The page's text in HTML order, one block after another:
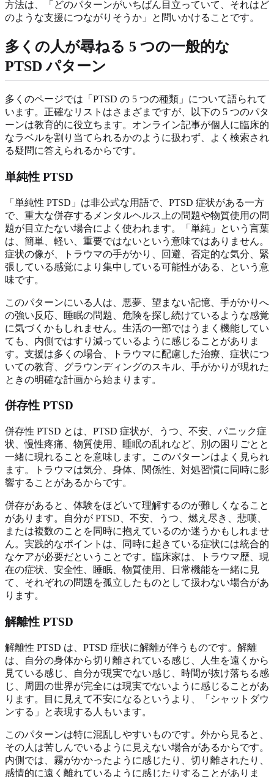
方法は、「どのパターンがいちばん目立っていて、それはど
のような支援につながりそうか」と問いかけることです。
多くの人が尋ねる 5 つの一般的な
PTSD パターン
多くのページでは「PTSD の 5 つの種類」について語られて
います。正確なリストはさまざまですが、以下の 5 つのパタ
ーンは教育的に役立ちます。オンライン記事が個人に臨床的
なラベルを割り当てられるかのように扱わず、よく検索され
る疑問に答えられるからです。
単純性 PTSD
「単純性 PTSD」は非公式な用語で、PTSD 症状がある一方
で、重大な併存するメンタルヘルス上の問題や物質使用の問
題が目立たない場合によく使われます。「単純」という言葉
は、簡単、軽い、重要ではないという意味ではありません。
症状の像が、トラウマの手がかり、回避、否定的な気分、緊
張している感覚により集中している可能性がある、という意
味です。
このパターンにいる人は、悪夢、望まない記憶、手がかりへ
の強い反応、睡眠の問題、危険を探し続けているような感覚
に気づくかもしれません。生活の一部ではうまく機能してい
ても、内側ではすり減っているように感じることがありま
す。支援は多くの場合、トラウマに配慮した治療、症状につ
いての教育、グラウンディングのスキル、手がかりが現れた
ときの明確な計画から始まります。
併存性 PTSD
併存性 PTSD とは、PTSD 症状が、うつ、不安、パニック症
状、慢性疼痛、物質使用、睡眠の乱れなど、別の困りごとと
一緒に現れることを意味します。このパターンはよく見られ
ます。トラウマは気分、身体、関係性、対処習慣に同時に影
響することがあるからです。
併存があると、体験をほどいて理解するのが難しくなること
があります。自分が PTSD、不安、うつ、燃え尽き、悲嘆、
または複数のことを同時に抱えているのか迷うかもしれませ
ん。実践的なポイントは、同時に起きている症状には統合的
なケアが必要だということです。臨床家は、トラウマ歴、現
在の症状、安全性、睡眠、物質使用、日常機能を一緒に見
て、それぞれの問題を孤立したものとして扱わない場合があ
ります。
解離性 PTSD
解離性 PTSD は、PTSD 症状に解離が伴うものです。解離
は、自分の身体から切り離されている感じ、人生を遠くから
見ている感じ、自分が現実でない感じ、時間が抜け落ちる感
じ、周囲の世界が完全には現実でないように感じることがあ
ります。目に見えて不安になるというより、「シャットダウ
ンする」と表現する人もいます。
このパターンは特に混乱しやすいものです。外から見ると、
その人は苦しんでいるように見えない場合があるからです。
内側では、霧がかかったように感じたり、切り離されたり、
感情的に遠く離れているように感じたりすることがありま